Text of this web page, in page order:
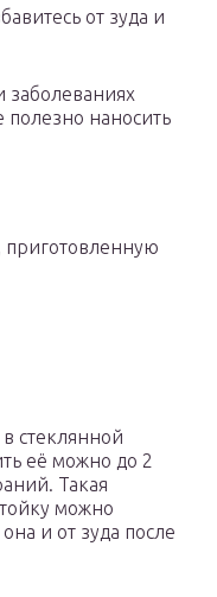
от зуда и
полезно наносить
приготовленную
стеклянной
её можно до 2
Такая
можно
и от зуда после